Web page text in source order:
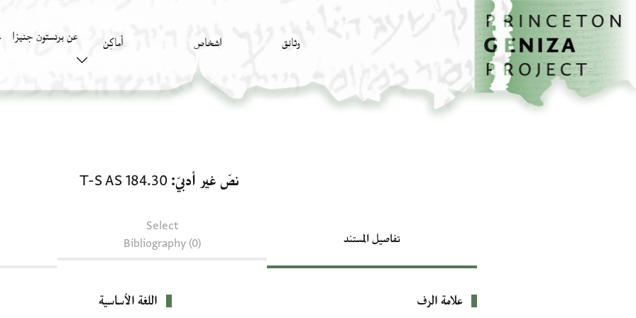
تخطي إلى المحتوى الرئيسي
الصفحة الرئيسية
وثائق اشخاص أَماكِن عن برنستون جنيزا
نصّ غير أدبيّ T-S AS 184.30
تفاصيل المستند
Select
Bibliography (0)
بيانات التعريف
علامة الرف اللغة الأساسية